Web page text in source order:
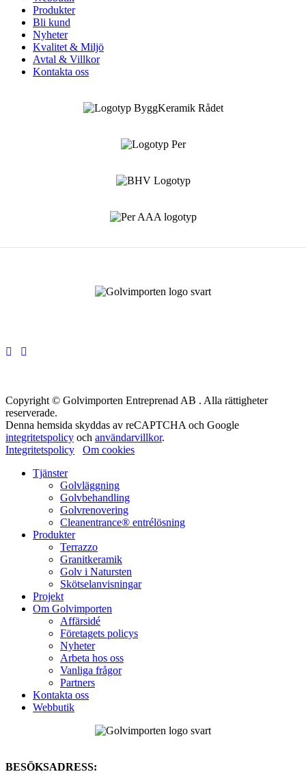
Produkter
Bli kund
Nyheter
Kvalitet & Miljö
Avtal & Villkor
Kontakta oss
Copyright © Golvimporten Entreprenad AB . Alla rättigheter
reserverade.
Denna hemsida skyddas av reCAPTCHA och Google
integritetspolicy och användarvillkor.
Integritetspolicy
Om cookies
Tjänster
Golvläggning
Golvbehandling
Golvrenovering
Cleanentrance® entrélösning
Produkter
Terrazzo
Granitkeramik
Golv i Natursten
Skötselanvisningar
Projekt
Om Golvimporten
Affärsidé
Företagets policys
Nyheter
Arbeta hos oss
Vanliga frågor
Partners
Kontakta oss
Webbutik
BESÖKSADRESS: